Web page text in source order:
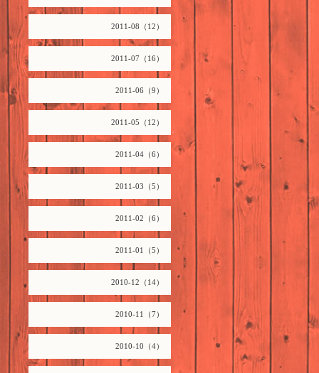
2011-08（12）
2011-07（16）
2011-06（9）
2011-05（12）
2011-04（6）
2011-03（5）
2011-02（6）
2011-01（5）
2010-12（14）
2010-11（7）
2010-10（4）